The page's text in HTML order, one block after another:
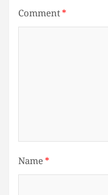
Comment*
Name*